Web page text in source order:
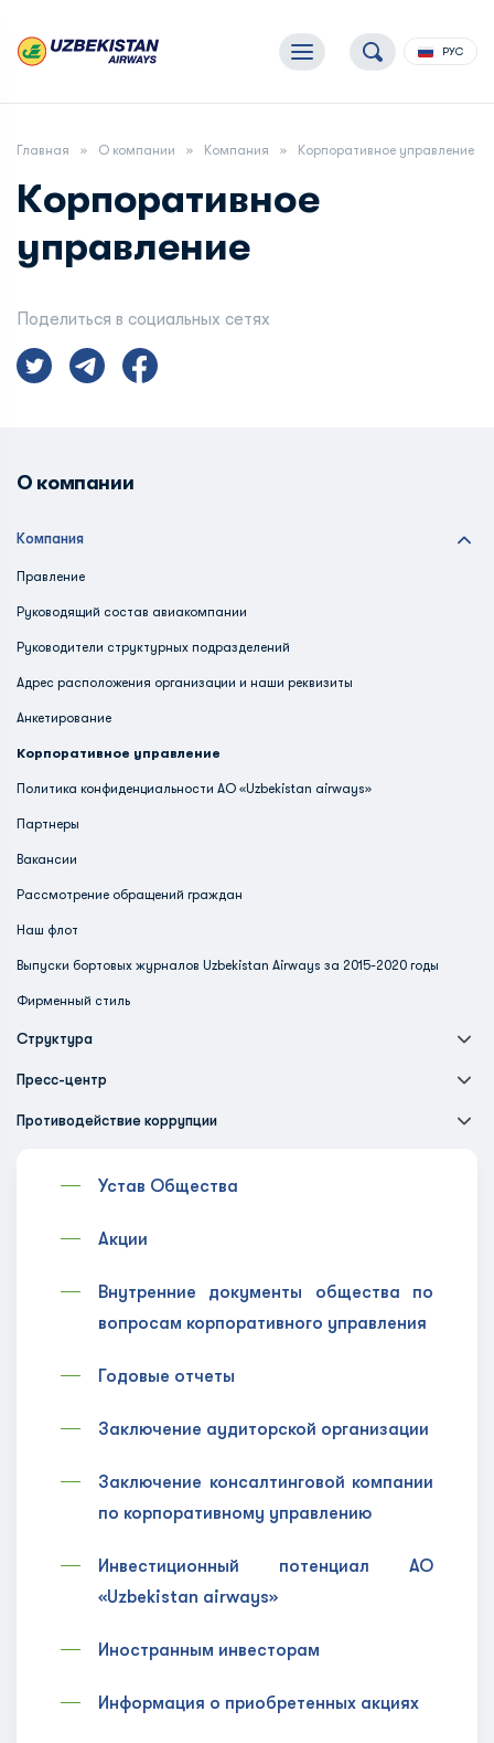
РУС
Главная О компании Компания Корпоративное управление
Корпоративное
управление
Поделиться в социальных сетях
О компании
Компания
Правление
Руководящий состав авиакомпании
Руководители структурных подразделений
Адрес расположения организации и наши реквизиты
Анкетирование
Корпоративное управление
Политика конфиденциальности АО «Uzbekistan airways»
Партнеры
Вакансии
Рассмотрение обращений граждан
Наш флот
Выпуски бортовых журналов Uzbekistan Airways за 2015-2020 годы
Фирменный стиль
Структура
Пресс-центр
Противодействие коррупции
Устав Общества
Акции
Внутренние документы общества по
вопросам корпоративного управления
Годовые отчеты
Заключение аудиторской организации
Заключение консалтинговой компании
по корпоративному управлению
Инвестиционный потенциал АО
«Uzbekistan airways»
Иностранным инвесторам
Информация о приобретенных акциях